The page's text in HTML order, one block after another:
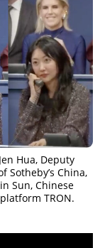
Hua, Deputy
Sotheby’s China,
Sun, Chinese
TRON.